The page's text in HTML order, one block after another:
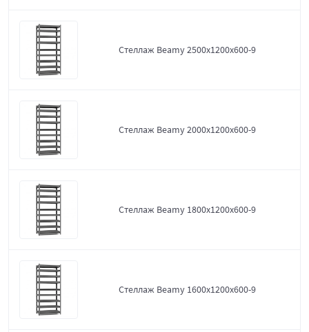
Стеллаж Beamy 2500x1200x600-9
Стеллаж Beamy 2000x1200x600-9
Стеллаж Beamy 1800x1200x600-9
Стеллаж Beamy 1600x1200x600-9